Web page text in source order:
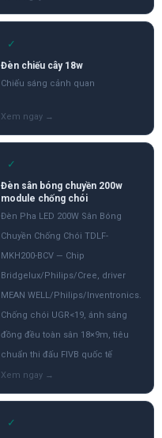
✓
Đèn chiếu cây 18w
Chiếu sáng cảnh quan
✓
Đèn sân bóng chuyền 200w
module chống chói
Đèn Pha LED 200W Sân Bóng
Chuyền Chống Chói TDLF-
MKH200-BCV — Chip
Bridgelux/Philips/Cree, driver
MEAN WELL/Philips/Inventronics.
Chống chói UGR<19, ánh sáng
đồng đều toàn sân 18×9m, tiêu
chuẩn thi đấu FIVB quốc tế
✓